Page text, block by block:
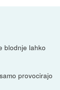
blodnje lahko
provocirajo